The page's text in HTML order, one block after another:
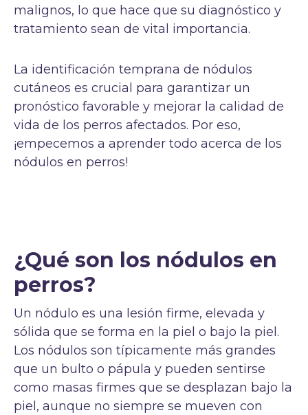
malignos, lo que hace que su diagnóstico y
tratamiento sean de vital importancia.
La identificación temprana de nódulos
cutáneos es crucial para garantizar un
pronóstico favorable y mejorar la calidad de
vida de los perros afectados. Por eso,
¡empecemos a aprender todo acerca de los
nódulos en perros!
¿Qué son los nódulos en
perros?
Un nódulo es una lesión firme, elevada y
sólida que se forma en la piel o bajo la piel.
Los nódulos son típicamente más grandes
que un bulto o pápula y pueden sentirse
como masas firmes que se desplazan bajo la
piel, aunque no siempre se mueven con